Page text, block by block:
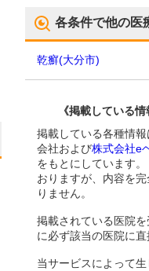
各条件で他の医
乾癬(大分市)
《掲載している
掲載している各種情
会社および株式会社e
をもとにしています
おりますが、内容を
りません。
掲載されている医院
に必ず該当の医院に直
当サービスによって